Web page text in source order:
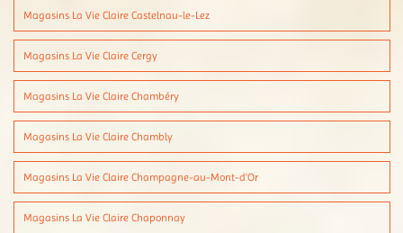
Magasins La Vie Claire Castelnau-le-Lez
Magasins La Vie Claire Cergy
Magasins La Vie Claire Chambéry
Magasins La Vie Claire Chambly
Magasins La Vie Claire Champagne-au-Mont-d'Or
Magasins La Vie Claire Chaponnay